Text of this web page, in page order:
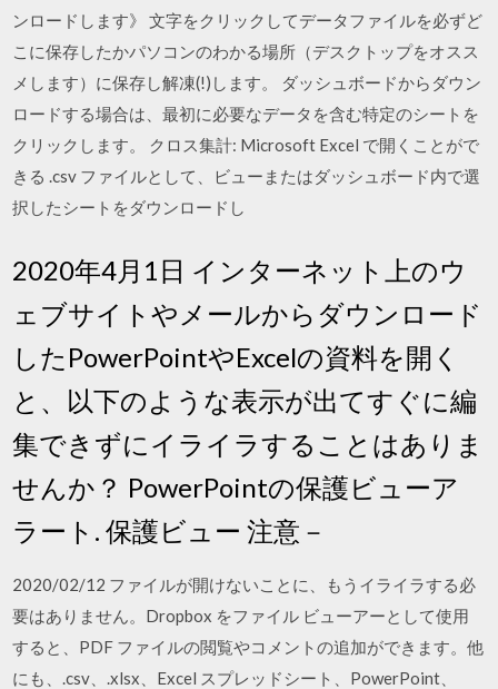
ンロードします》 文字をクリックしてデータファイルを必ずど
こに保存したかパソコンのわかる場所（デスクトップをオスス
メします）に保存し解凍(!)します。 ダッシュボードからダウン
ロードする場合は、最初に必要なデータを含む特定のシートを
クリックします。 クロス集計: Microsoft Excel で開くことがで
きる .csv ファイルとして、ビューまたはダッシュボード内で選
択したシートをダウンロードし
2020年4月1日 インターネット上のウ
ェブサイトやメールからダウンロード
したPowerPointやExcelの資料を開く
と、以下のような表示が出てすぐに編
集できずにイライラすることはありま
せんか？ PowerPointの保護ビューア
ラート. 保護ビュー 注意－
2020/02/12 ファイルが開けないことに、もうイライラする必
要はありません。Dropbox をファイル ビューアーとして使用
すると、PDF ファイルの閲覧やコメントの追加ができます。他
にも、.csv、.xlsx、Excel スプレッドシート、PowerPoint、